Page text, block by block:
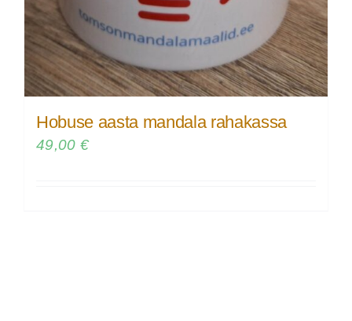
Hobuse aasta mandala rahakassa
49,00 €